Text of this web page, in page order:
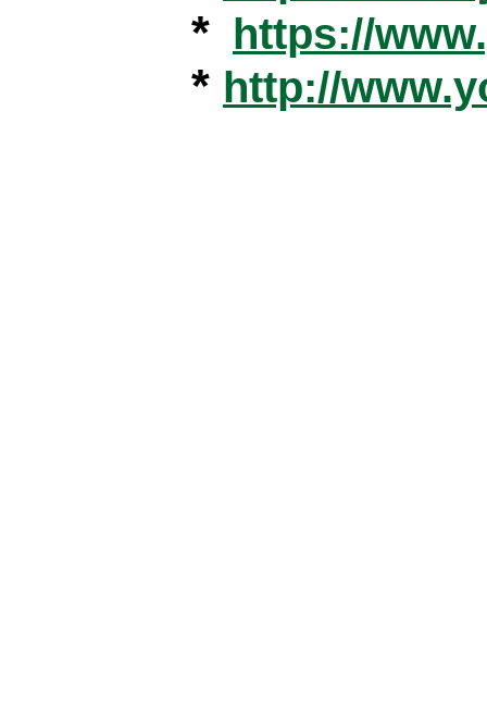
* https://
* http://